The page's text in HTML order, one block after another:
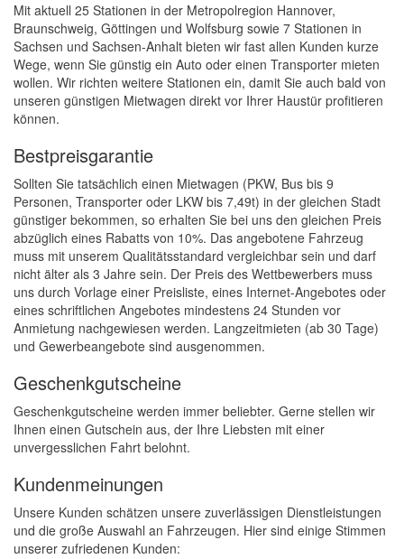
Mit aktuell 25 Stationen in der Metropolregion Hannover,
Braunschweig, Göttingen und Wolfsburg sowie 7 Stationen in
Sachsen und Sachsen-Anhalt bieten wir fast allen Kunden kurze
Wege, wenn Sie günstig ein Auto oder einen Transporter mieten
wollen. Wir richten weitere Stationen ein, damit Sie auch bald von
unseren günstigen Mietwagen direkt vor Ihrer Haustür profitieren
können.
Bestpreisgarantie
Sollten Sie tatsächlich einen Mietwagen (PKW, Bus bis 9
Personen, Transporter oder LKW bis 7,49t) in der gleichen Stadt
günstiger bekommen, so erhalten Sie bei uns den gleichen Preis
abzüglich eines Rabatts von 10%. Das angebotene Fahrzeug
muss mit unserem Qualitätsstandard vergleichbar sein und darf
nicht älter als 3 Jahre sein. Der Preis des Wettbewerbers muss
uns durch Vorlage einer Preisliste, eines Internet-Angebotes oder
eines schriftlichen Angebotes mindestens 24 Stunden vor
Anmietung nachgewiesen werden. Langzeitmieten (ab 30 Tage)
und Gewerbeangebote sind ausgenommen.
Geschenkgutscheine
Geschenkgutscheine werden immer beliebter. Gerne stellen wir
Ihnen einen Gutschein aus, der Ihre Liebsten mit einer
unvergesslichen Fahrt belohnt.
Kundenmeinungen
Unsere Kunden schätzen unsere zuverlässigen Dienstleistungen
und die große Auswahl an Fahrzeugen. Hier sind einige Stimmen
unserer zufriedenen Kunden: